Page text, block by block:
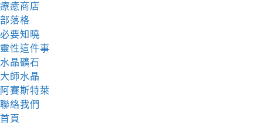
療癒商店
部落格
必要知曉
靈性這件事
水晶礦石
大師水晶
阿賽斯特萊
聯絡我們
首頁